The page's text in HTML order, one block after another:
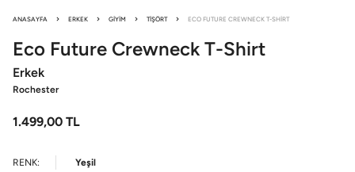
ANASAYFA ERKEK GIYIM TIŞÖRT ECO FUTURE CREWNECK T-SHIRT
Eco Future Crewneck T-Shirt
Erkek
Rochester
1.499,00 TL
RENK: Yeşil